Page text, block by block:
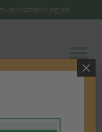
aschaffenburg.de
×